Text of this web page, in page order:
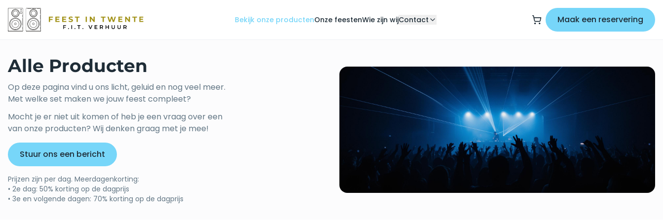
Bekijk onze productenOnze feestenWie zijn wijContact Maak een reservering
Alle Producten
Op deze pagina vind u ons licht, geluid en nog veel meer.
Met welke set maken we jouw feest compleet?
Mocht je er niet uit komen of heb je een vraag over een
van onze producten? Wij denken graag met je mee!
Stuur ons een bericht
Prijzen zijn per dag. Meerdagenkorting:
• 2e dag: 50% korting op de dagprijs
• 3e en volgende dagen: 70% korting op de dagprijs